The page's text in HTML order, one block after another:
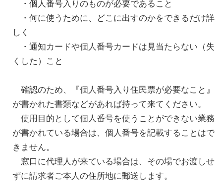
・個人番号入りのものが必要であること
・何に使うために、どこに出すのかをできるだけ詳
しく
・通知カードや個人番号カードは見当たらない（失
くした）こと
確認のため、『個人番号入り住民票が必要なこと』
が書かれた書類などがあれば持って来てください。
使用目的として個人番号を使うことができない業務
が書かれている場合は、個人番号を記載することはで
きません。
窓口に代理人が来ている場合は、その場でお渡しせ
ずに請求者ご本人の住所地に郵送します。